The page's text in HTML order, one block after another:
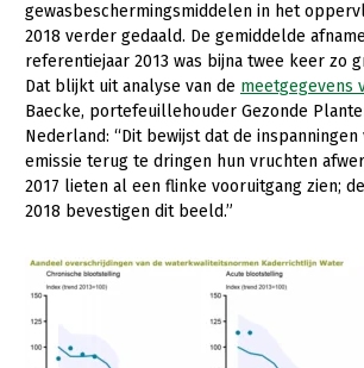
Transitiepaden
Thema’s
Gezonde planten
Gezonde dieren
Natuur, klimaat en energie
Platteland en omgeving
Mens, ondernemerschap en onderwijs
gewasbeschermingsmiddelen in het
2018 verder gedaald. De gemiddelde
referentiejaar 2013 was bijna twee keer zo
Dat blijkt uit analyse van de meetgegevens
Baecke, portefeuillehouder Gezonde
Nederland: “Dit bewijst dat de
emissie terug te dringen hun vruchten
2017 lieten al een flinke vooruitgang zien;
2018 bevestigen dit beeld.”